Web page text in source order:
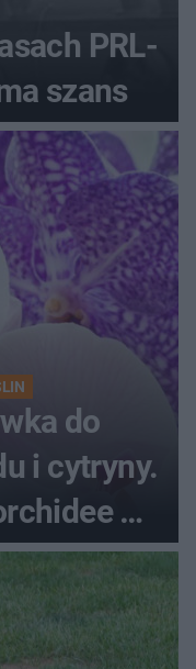
PRL-
szans
do
i cytryny.
po